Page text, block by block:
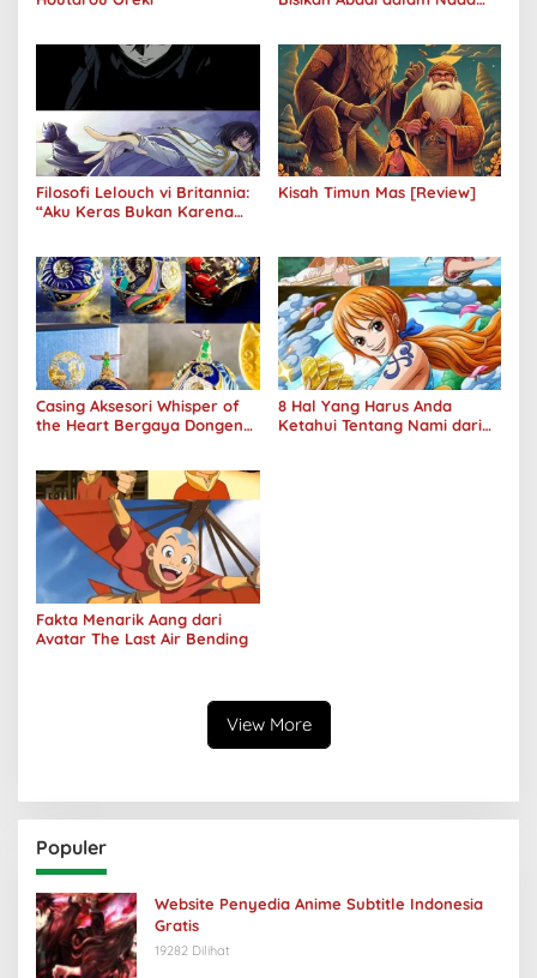
Filosofi Lelouch vi Britannia:
“Aku Keras Bukan Karena
Kisah Timun Mas [Review]
Casing Aksesori Whisper of
the Heart Bergaya Dongeng
8 Hal Yang Harus Anda
Ketahui Tentang Nami dari
Fakta Menarik Aang dari
Avatar The Last Air Bending
View More
Populer
Website Penyedia Anime Subtitle Indonesia
Gratis
19282 Dilihat